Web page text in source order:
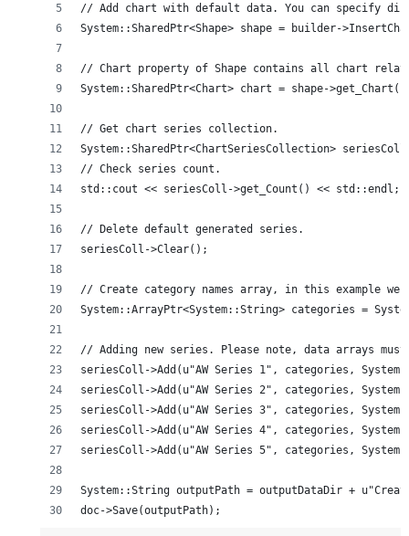
// Add chart with default data. You can specify
System::SharedPtr<Shape> shape = builder-
// Chart property of Shape contains all chart
System::SharedPtr<Chart> chart = shape-
// Get chart series collection.
System::SharedPtr<ChartSeriesCollection>
// Check series count.
std::cout << seriesColl->get_Count() << std::endl;
// Delete default generated series.
seriesColl->Clear();
// Create category names array, in this example we
System::ArrayPtr<System::String> categories =
// Adding new series. Please note, data arrays
seriesColl->Add(u"AW Series 1", categories,
seriesColl->Add(u"AW Series 2", categories,
seriesColl->Add(u"AW Series 3", categories,
seriesColl->Add(u"AW Series 4", categories,
seriesColl->Add(u"AW Series 5", categories,
System::String outputPath = outputDataDir +
doc->Save(outputPath);